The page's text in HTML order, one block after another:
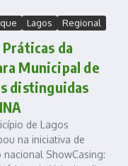
Lagos Regional
Práticas da
Municipal de
distinguidas
de Lagos
na iniciativa de
nacional ShowCasing: